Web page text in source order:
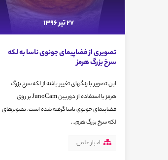
27 تیر 1396
تصویری از فضاپیمای جونوی ناسا به لکه
سرخ بزرگ هرمز
این تصویر با رنگهای تغییر یافته از لکه سرخ بزرگ
هرمز با استفاده از دوربین JunoCam بر روی
فضاپیمای جونوی ناسا گرفته شده است. تصویرهای
لکه سرخ بزرگ هرم...
اخبار علمی